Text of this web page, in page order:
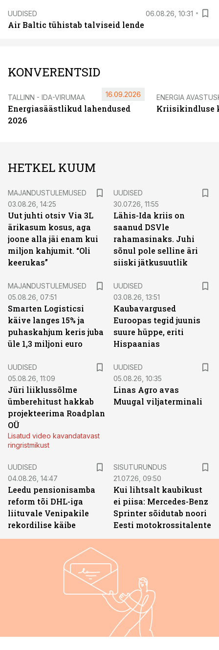
UUDISED 06.08.26, 10:31
Air Baltic tühistab talviseid lende
KONVERENTSID
TALLINN - IDA-VIRUMAA
Energiasäästlikud lahendused
2026
16.09.2026 ENERGIA
Kriisikindluse
HETKEL KUUM
MAJANDUSTULEMUSED
03.08.26, 14:25
Uut juhti otsiv Via 3L
ärikasum kosus, aga
joone alla jäi enam kui
miljon kahjumit. “Oli
keerukas”
UUDISED
30.07.26, 11:55
Lähis-Ida kriis on
saanud DSVle
rahamasinaks. Juhi
sõnul pole selline äri
siiski jätkusuutlik
MAJANDUSTULEMUSED
05.08.26, 07:51
Smarten Logisticsi
käive langes 15% ja
puhaskahjum keris juba
üle 1,3 miljoni euro
UUDISED
03.08.26, 13:51
Kaubavargused
Euroopas tegid juunis
suure hüppe, eriti
Hispaanias
UUDISED
05.08.26, 11:09
Jüri liiklussõlme
ümberehitust hakkab
projekteerima Roadplan
OÜ
Lisatud video kavandatavast
ringristmikust
UUDISED
05.08.26, 10:35
Linas Agro avas
Muugal viljaterminali
UUDISED
04.08.26, 14:47
Leedu pensionisamba
reform tõi DHL-iga
liituvale Venipakile
rekordilise käibe
SISUTURUNDUS
21.07.26, 09:50
Kui lihtsalt kaubikust
ei piisa: Mercedes-Benz
Sprinter sõidutab noori
Eesti motokrossitalente